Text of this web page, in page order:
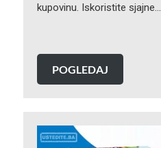
kupovinu. Iskoristite sjajne…
POGLEDAJ